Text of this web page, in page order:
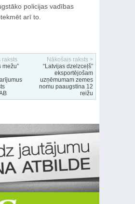
policijas vadības
arī to.
raksts
mežu”
Nākošais raksts >
“Latvijas dzelzceļš”
eksportējošam
uzņēmumam zemes
nomu paaugstina 12
reižu